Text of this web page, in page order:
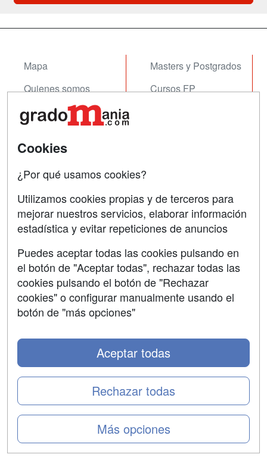
Mapa
Quienes somos
Tarifas publicidad
Acceso Centros
Masters y Postgrados
Cursos FP
Contactar
Confidencialidad
Aviso legal
Copyleft
Cookies
¿Por qué usamos cookies?
Utilizamos cookies propias y de terceros para
mejorar nuestros servicios, elaborar información
estadística y evitar repeticiones de anuncios
Puedes aceptar todas las cookies pulsando en
el botón de "Aceptar todas", rechazar todas las
cookies pulsando el botón de "Rechazar
cookies" o configurar manualmente usando el
botón de "más opciones"
Más opciones
Rechazar todas
Aceptar todas